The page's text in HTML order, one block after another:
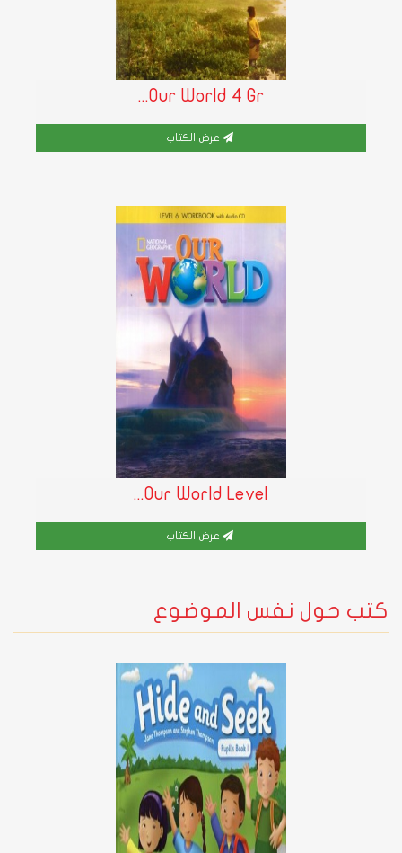
Our World 4 Gr...
عرض الكتاب
Our World Level...
عرض الكتاب
كتب حول نفس الموضوع